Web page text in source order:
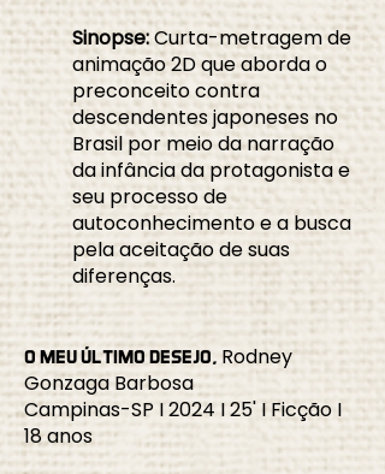
Sinopse:Curta-metragem de
animação 2D que aborda o
preconceito contra
descendentes japoneses no
Brasil por meio da narração
da infância da protagonista e
seu processo de
autoconhecimento e a busca
pela aceitação de suas
diferenças.
O MEU ÚLTIMO DESEJO, Rodney
Gonzaga Barbosa
Campinas-SP I 2024 I 25' I Ficção I
18 anos